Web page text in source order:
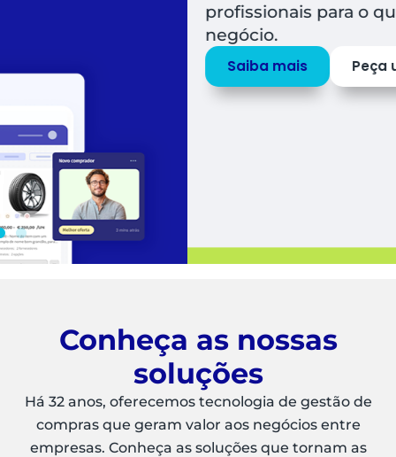
profissionais para o que mais agrega valor
Peça umaDEMO
Conheça as nossas
soluções
Há 32 anos, oferecemos tecnologia de gestão de
compras que geram valor aos negócios entre
empresas. Conheça as soluções que tornam as